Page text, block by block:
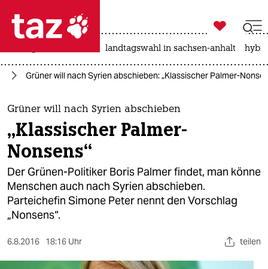
 taz zahl ich
taz zahl ich
themen
politik
öko
gesellschaft
kultur
sport

taz zahl ich
landtagswahl in sachsen-anhalt
Grüner will nach Syrien abschieben: „Klassischer Palmer-
Grüner will nach Syrien abschieben
„Klassischer Palmer-
Nonsens“
Der Grünen-Politiker Boris Palmer findet, man könne
Menschen auch nach Syrien abschieben.
Parteichefin Simone Peter nennt den Vorschlag
„Nonsens“.
6.8.2016 18:16 Uhr teilen